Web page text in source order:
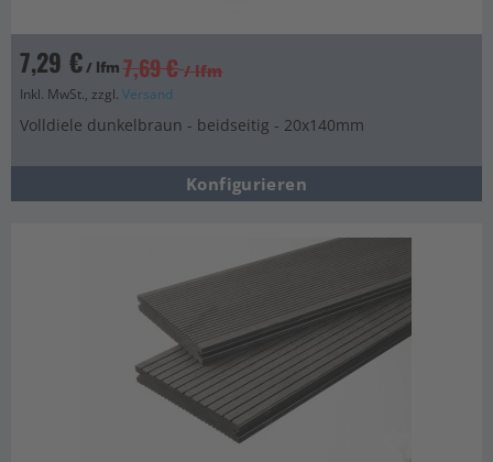
7,29 €/ lfm 7,69 € / lfm
Inkl. MwSt., zzgl. Versand
Volldiele dunkelbraun - beidseitig - 20x140mm
Konfigurieren